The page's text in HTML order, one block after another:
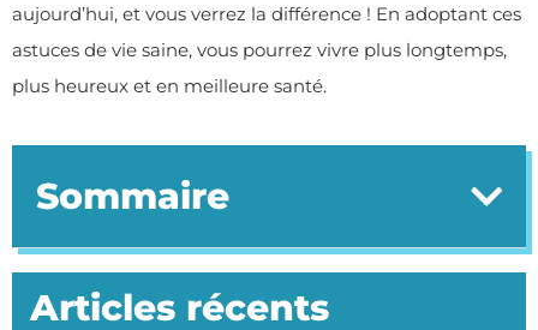
aujourd’hui, et vous verrez la différence ! En adoptant ces
astuces de vie saine, vous pourrez vivre plus longtemps,
plus heureux et en meilleure santé.
Sommaire
Articles récents